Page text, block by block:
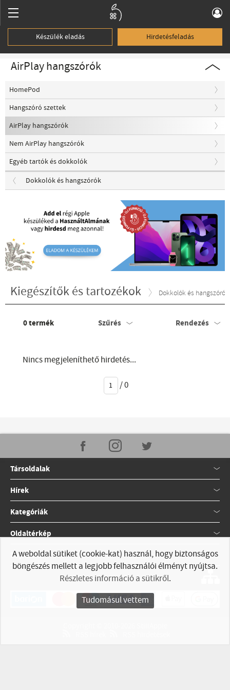
Készülék eladás Hirdetésfeladás
AirPlay hangszórók
HomePod
Hangszóró szettek
AirPlay hangszórók
Nem AirPlay hangszórók
Egyéb tartók és dokkolók
Dokkolók és hangszórók
Kiegészítők és tartozékok Dokkolók és hangszórók
0termék Szűrés Rendezés
Nincs megjeleníthető hirdetés...
/0
Társoldalak
Hírek
Kategóriák
Oldaltérkép
Kapcsolat
A weboldal sütiket (cookie-kat) használ, hogy biztonságos
böngészés mellett a legjobb felhasználói élményt nyújtsa.
Részletes információ a sütikről.
Tudomásul vettem